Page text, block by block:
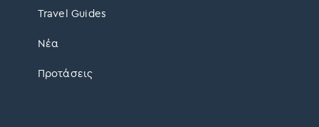
Travel Guides
Νέα
Προτάσεις